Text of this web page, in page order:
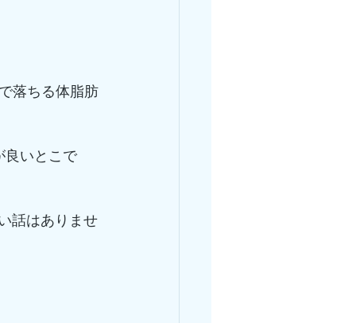
落ちる体脂肪
良いとこで
話はありませ